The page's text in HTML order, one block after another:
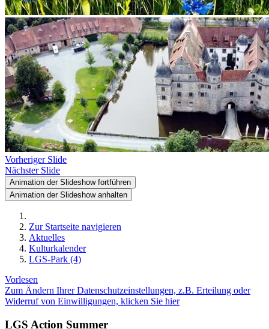
Vorheriger Slide
Nächster Slide
Animation der Slideshow fortführen
Animation der Slideshow anhalten
Zur Startseite navigieren
Aktuelles
Kulturkalender
LGS-Park (4)
Vorlesen
Zum Ändern Ihrer Datenschutzeinstellungen, z.B. Erteilung oder
Widerruf von Einwilligungen, klicken Sie hier
LGS Action Summer